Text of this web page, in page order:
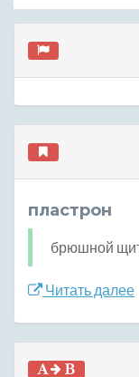
пластрон
брюшной
Читать далее